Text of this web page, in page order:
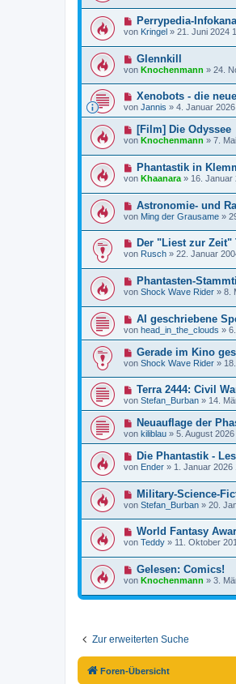
g
i
r
g
e
B
i
r
N
e
u
e
B
i
r
a
g
Perrypedia-
von Kringel » 21. Juni 2024
N
e
u
e
B
e
r
a
g
Glennkill
von Knochenmann » 24.
N
e
e
B
r
a
Xenobots - die
von Jannis » 4. Januar
N
e
e
B
i
r
[Film] Die Odyssee
von Knochenmann » 7.
N
e
u
e
B
i
r
g
Phantastik in
von Khaanara » 16. Januar
N
e
u
e
B
i
r
g
Astronomie- und
von Ming der Grausame »
N
e
e
B
i
r
a
g
Der "Liest zur Zeit"
von Rusch » 22. Januar
N
e
u
e
B
r
a
g
Phantasten-
von Shock Wave Rider » 8.
N
e
u
B
e
r
a
AI geschriebene
von head_in_the_clouds »
N
e
u
e
B
e
r
a
Gerade im Kino
von Shock Wave Rider »
N
e
u
e
B
e
t
a
Terra 2444: Civil
von Stefan_Burban » 14.
N
e
u
e
B
r
a
g
Neuauflage der
von kiliblau » 5. August
N
e
u
e
B
i
r
g
Die Phantastik -
von Ender » 1. Januar 2026
N
e
u
e
B
i
r
g
Military-Science-
von Stefan_Burban » 20.
N
e
e
B
i
g
World Fantasy
von Teddy » 11. Oktober
N
e
u
e
i
t
r
a
g
Gelesen: Comics!
von Knochenmann » 3.
Zur erweiterten Suche
Foren-Übersicht